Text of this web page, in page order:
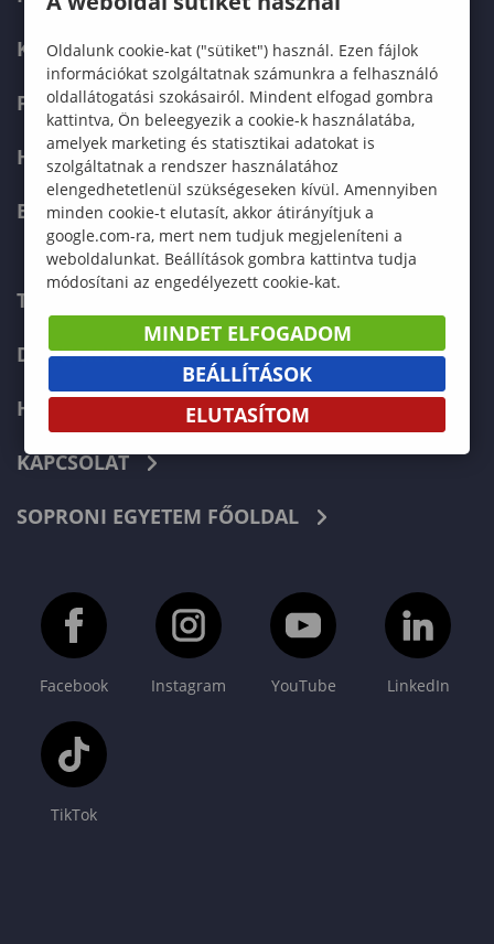
KÉPZÉSEK
FELVÉTELIZŐKNEK
HALLGATÓKNAK
ERASMUS+
TELEFONKÖNYV
DOKUMENTUMOK
HÍREK
KAPCSOLAT
SOPRONI EGYETEM FŐOLDAL
Facebook Instagram YouTube LinkedIn
TikTok
Oldalunk cookie-kat ("sütiket") használ. Ezen fájlok
információkat szolgáltatnak számunkra a felhasználó
oldallátogatási szokásairól. Mindent elfogad gombra
kattintva, Ön beleegyezik a cookie-k használatába,
amelyek marketing és statisztikai adatokat is
szolgáltatnak a rendszer használatához
elengedhetetlenül szükségeseken kívül. Amennyiben
minden cookie-t elutasít, akkor átirányítjuk a
google.com-ra, mert nem tudjuk megjeleníteni a
weboldalunkat. Beállítások gombra kattintva tudja
módosítani az engedélyezett cookie-kat.
MINDET ELFOGADOM
BEÁLLÍTÁSOK
ELUTASÍTOM